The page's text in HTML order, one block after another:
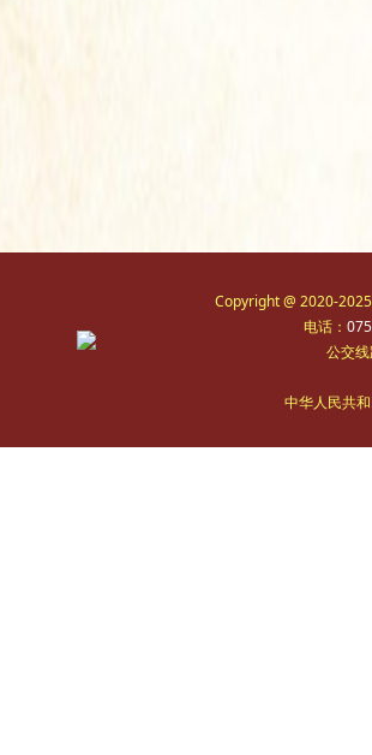
Copyright @ 2020-
电话：
公交
中华人民共